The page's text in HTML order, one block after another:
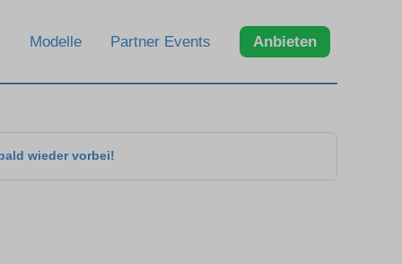
Modelle Partner Events Anbieten
wieder vorbei!